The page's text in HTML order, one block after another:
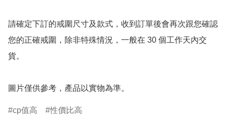
請確定下訂的戒圍尺寸及款式，收到訂單後會再次跟您確認
您的正確戒圍，除非特殊情況，一般在 30 個工作天內交
貨。
圖片僅供參考，產品以實物為準。
cp值高 性價比高